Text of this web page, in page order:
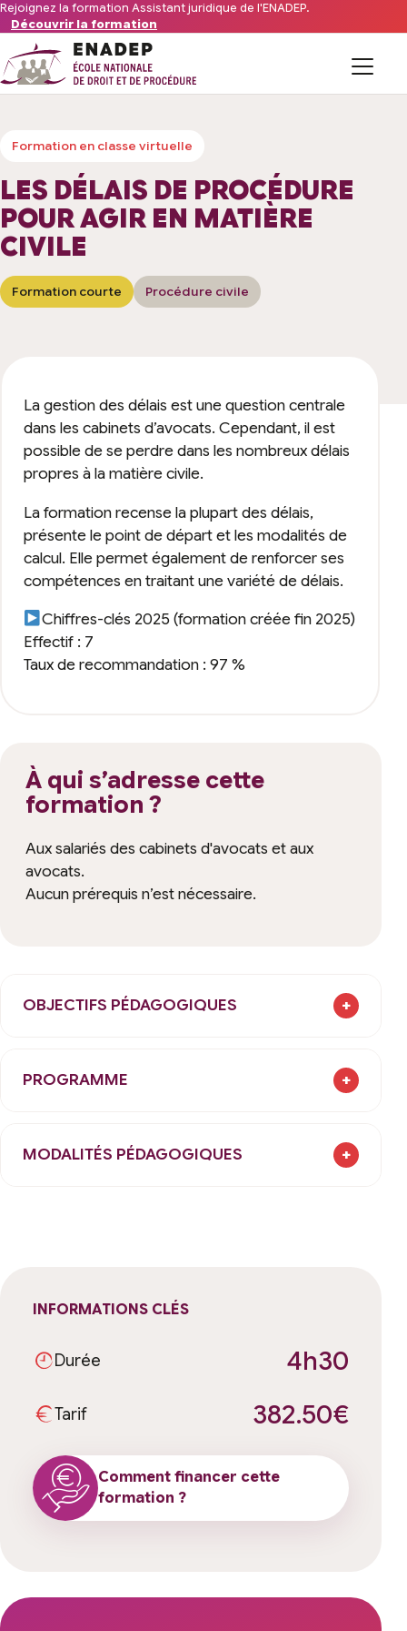
Aller au contenu
Rejoignez la formation Assistant juridique de l'ENADEP.
Découvrir la formation
L’organisme
Financements
FAQ
Formation en classe virtuelle
LES DÉLAIS DE PROCÉDURE
POUR AGIR EN MATIÈRE
CIVILE
Formation courte Procédure civile
La gestion des délais est une question centrale
dans les cabinets d’avocats. Cependant, il est
possible de se perdre dans les nombreux délais
propres à la matière civile.
La formation recense la plupart des délais,
présente le point de départ et les modalités de
calcul. Elle permet également de renforcer ses
compétences en traitant une variété de délais.
Chiffres-clés 2025 (formation créée fin 2025)
Effectif : 7
Taux de recommandation : 97 %
À qui s’adresse cette
formation ?
Aux salariés des cabinets d'avocats et aux
avocats.
Aucun prérequis n’est nécessaire.
OBJECTIFS PÉDAGOGIQUES +
PROGRAMME +
MODALITÉS PÉDAGOGIQUES +
INFORMATIONS CLÉS
Durée 4h30
Tarif 382.50€
Comment financer cette
formation ?